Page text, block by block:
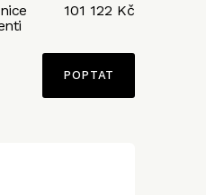
101 122 Kč
POPTAT